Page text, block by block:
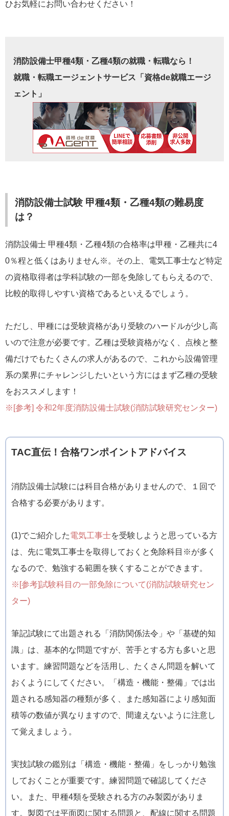
ひお気軽にお問い合わせください！
消防設備士甲種4類・乙種4類の就職・転職なら！
就職・転職エージェントサービス「資格de就職エージ
ェント」
消防設備士試験 甲種4類・乙種4類の難易度
は？
消防設備士 甲種4類・乙種4類の合格率は甲種・乙種共に4
0％程と低くはありません※。その上、電気工事士など特定
の資格取得者は学科試験の一部を免除してもらえるので、
比較的取得しやすい資格であるといえるでしょう。
ただし、甲種には受験資格があり受験のハードルが少し高
いので注意が必要です。乙種は受験資格がなく、点検と整
備だけでもたくさんの求人があるので、これから設備管理
系の業界にチャレンジしたいという方にはまず乙種の受験
をおススメします！
※[参考] 令和2年度消防設備士試験(消防試験研究センター)
TAC直伝！合格ワンポイントアドバイス
消防設備士試験には科目合格がありませんので、１回で
合格する必要があります。
(1)でご紹介した電気工事士を受験しようと思っている方
は、先に電気工事士を取得しておくと免除科目※が多く
なるので、勉強する範囲を狭くすることができます。
※[参考]試験科目の一部免除について(消防試験研究セン
ター)
筆記試験にて出題される「消防関係法令」や「基礎的知
識」は、基本的な問題ですが、苦手とする方も多いと思
います。練習問題などを活用し、たくさん問題を解いて
おくようにしてください。「構造・機能・整備」では出
題される感知器の種類が多く、また感知器により感知面
積等の数値が異なりますので、間違えないように注意し
て覚えましょう。
実技試験の鑑別は「構造・機能・整備」をしっかり勉強
しておくことが重要です。練習問題で確認してくださ
い。また、甲種4類を受験される方のみ製図がありま
す。製図では平面図に関する問題と、配線に関する問題